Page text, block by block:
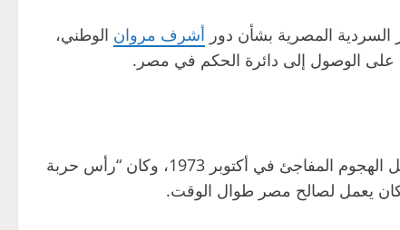
المصرية بشأن دور أشرف مروان الوطني،
على الوصول إلى دائرة الحكم في مصر.
خلص التحقيق، الذي استند إلى تقارير استخباراتية غير منشورة سابقا، إلى أن مروان أرسل إنذارات كاذبة إلى إسرائيل قبل الهجوم المفاجئ في أكتوبر 1973، وكان “رأس حربة
كان يعمل لصالح مصر طوال الوقت.